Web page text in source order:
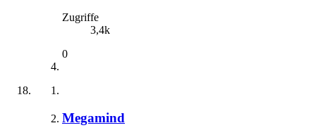
Zugriffe
3,4k
0
Megamind